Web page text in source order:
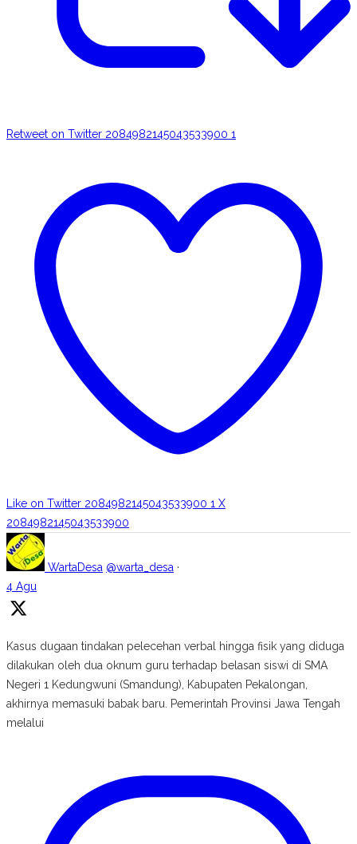
Retweet on Twitter 2084982145043533900 1
Like on Twitter 2084982145043533900 1 X
2084982145043533900
WartaDesa @warta_desa ·
4 Agu
Kasus dugaan tindakan pelecehan verbal hingga fisik yang diduga
dilakukan oleh dua oknum guru terhadap belasan siswi di SMA
Negeri 1 Kedungwuni (Smandung), Kabupaten Pekalongan,
akhirnya memasuki babak baru. Pemerintah Provinsi Jawa Tengah
melalui